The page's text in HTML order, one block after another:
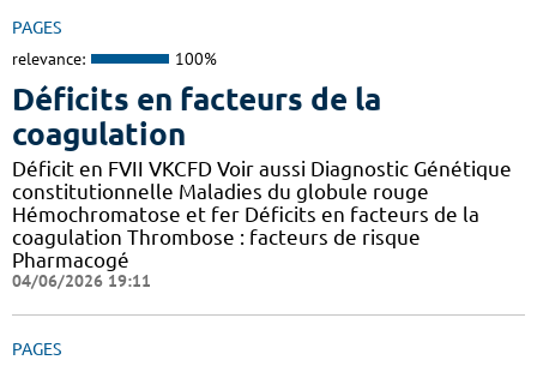
PAGES
relevance: 100%
Déficits en facteurs de la
coagulation
Déficit en FVII VKCFD Voir aussi Diagnostic Génétique
constitutionnelle Maladies du globule rouge
Hémochromatose et fer Déficits en facteurs de la
coagulation Thrombose : facteurs de risque
Pharmacogé
04/06/2026 19:11
PAGES